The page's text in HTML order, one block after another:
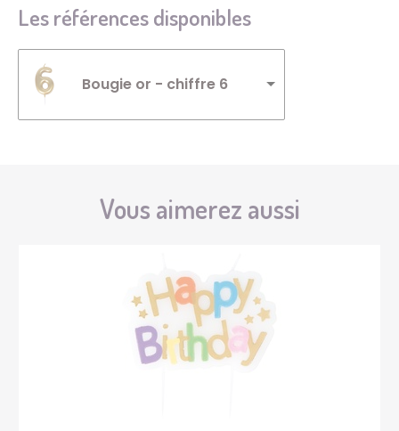
Les références disponibles
Bougie or - chiffre 6
Vous aimerez aussi